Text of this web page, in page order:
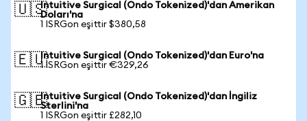
🇺🇸Intuitive Surgical (Ondo Tokenized)'dan Amerikan
Doları'na
1 ISRGon eşittir $380,58
🇪🇺Intuitive Surgical (Ondo Tokenized)'dan Euro'na
1 ISRGon eşittir €329,26
🇬🇧Intuitive Surgical (Ondo Tokenized)'dan İngiliz
Sterlini'na
1 ISRGon eşittir £282,10